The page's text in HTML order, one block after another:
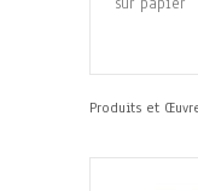
Produits et